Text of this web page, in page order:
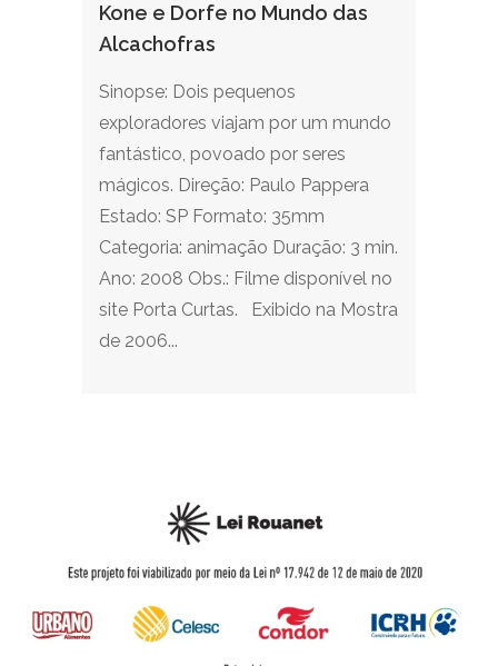
Kone e Dorfe no Mundo das
Alcachofras
Sinopse: Dois pequenos
exploradores viajam por um mundo
fantástico, povoado por seres
mágicos. Direção: Paulo Pappera
Estado: SP Formato: 35mm
Categoria: animação Duração: 3 min.
Ano: 2008 Obs.: Filme disponível no
site Porta Curtas. Exibido na Mostra
de 2006...